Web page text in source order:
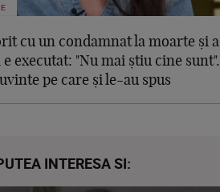
cu un condamnat la moarte și a
executat: "Nu mai știu cine sunt".
pe care și le-au spus
INTERESA SI: